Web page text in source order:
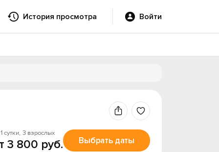
История просмотра Войти
сутки, 3 взрослых
3 800 руб. Выбрать даты